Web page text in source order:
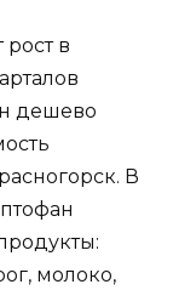
в
дешево
В
молоко,